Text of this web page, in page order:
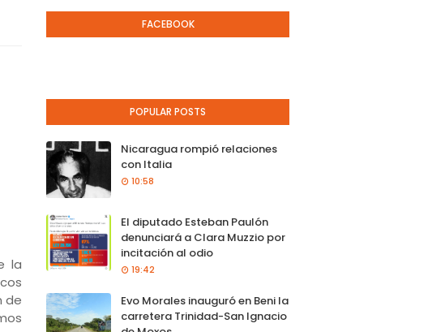
la
de
FACEBOOK
POPULAR POSTS
Nicaragua rompió relaciones
con Italia
10:58
El diputado Esteban Paulón
denunciará a Clara Muzzio por
incitación al odio
19:42
Evo Morales inauguró en Beni la
carretera Trinidad-San Ignacio